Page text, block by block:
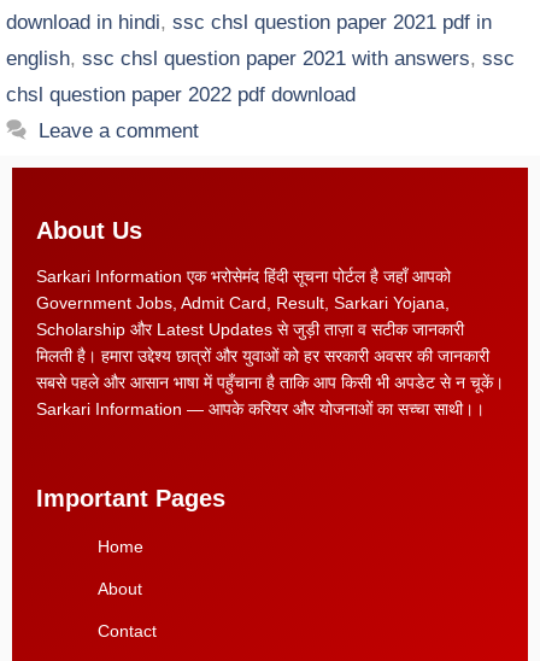
download in hindi, ssc chsl question paper 2021 pdf in
english, ssc chsl question paper 2021 with answers, ssc
chsl question paper 2022 pdf download
Leave a comment
About Us
Sarkari Information एक भरोसेमंद हिंदी सूचना पोर्टल है जहाँ आपको
Government Jobs, Admit Card, Result, Sarkari Yojana,
Scholarship और Latest Updates से जुड़ी ताज़ा व सटीक जानकारी
मिलती है। हमारा उद्देश्य छात्रों और युवाओं को हर सरकारी अवसर की जानकारी
सबसे पहले और आसान भाषा में पहुँचाना है ताकि आप किसी भी अपडेट से न चूकें।
Sarkari Information — आपके करियर और योजनाओं का सच्चा साथी।।
Important Pages
Home
About
Contact